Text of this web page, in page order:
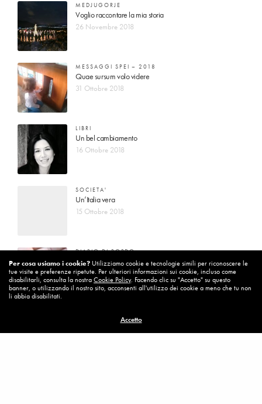
MEDJUGORJE
Voglio raccontare la mia storia
26 Novembre 2018
MESSAGGI SPEI – 2018
Quae sursum volo videre
31 Ottobre 2018
LIBRI
Un bel cambiamento
16 Ottobre 2018
SOCIETA'
Un’Italia vera
15 Ottobre 2018
DIARIO DI BORDO
La vita vince sempre
8 Ottobre 2018
Per cambiare ci vuole coraggio
8 Ottobre 2018
Per cosa usiamo i cookie? Utilizziamo cookie e tecnologie simili per riconoscere le
tue visite e preferenze ripetute. Per ulteriori informazioni sui cookie, incluso come
disabilitarli, consulta la nostraCookie Policy. Facendo clic su "Accetto" su questo
banner, o utilizzando il nostro sito, acconsenti all'utilizzo dei cookie a meno che tu non
li abbia disabilitati.
Accetto